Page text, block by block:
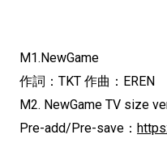
M1.NewGame
作詞：TKT 作曲：EREN
M2. NewGame TV size
Pre-add/Pre-save：